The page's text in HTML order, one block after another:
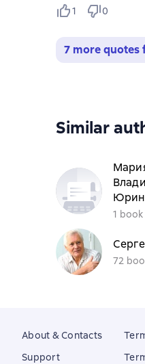
1 0
7 more quotes
Similar
1 book
72
About & Contacts
Support